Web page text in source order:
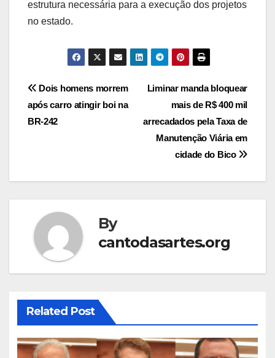
estrutura necessária para a execução dos projetos
no estado.
Post
navigation
Liminar manda bloquear
mais de R$ 400 mil
arrecadados pela Taxa de
Manutenção Viária em
cidade do Bico
Dois homens morrem
após carro atingir boi na
BR-242
By
cantodasartes.org
Related Post